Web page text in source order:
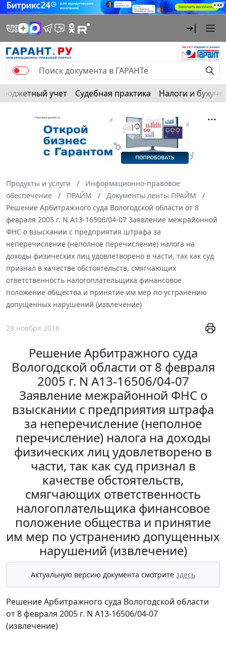
Бюджетный учет Судебная практика Налоги и
Продукты и услуги
Информационно-правовое
обеспечение
ПРАЙМ
Документы ленты ПРАЙМ
Решение Арбитражного суда Вологодской области от 8
февраля 2005 г. N А13-16506/04-07 Заявление межрайонной
ФНС о взыскании с предприятия штрафа за
неперечисление (неполное перечисление) налога на
доходы физических лиц удовлетворено в части, так как суд
признал в качестве обстоятельств, смягчающих
ответственность налогоплательщика финансовое
положение общества и принятие им мер по устранению
допущенных нарушений (извлечение)
28 ноября 2016
Решение Арбитражного суда
Вологодской области от 8 февраля
2005 г. N А13-16506/04-07
Заявление межрайонной ФНС о
взыскании с предприятия штрафа
за неперечисление (неполное
перечисление) налога на доходы
физических лиц удовлетворено в
части, так как суд признал в
качестве обстоятельств,
смягчающих ответственность
налогоплательщика финансовое
положение общества и принятие
им мер по устранению допущенных
нарушений (извлечение)
Актуальную версию документа смотрите здесь
Решение Арбитражного суда Вологодской области
от 8 февраля 2005 г. N А13-16506/04-07
(извлечение)